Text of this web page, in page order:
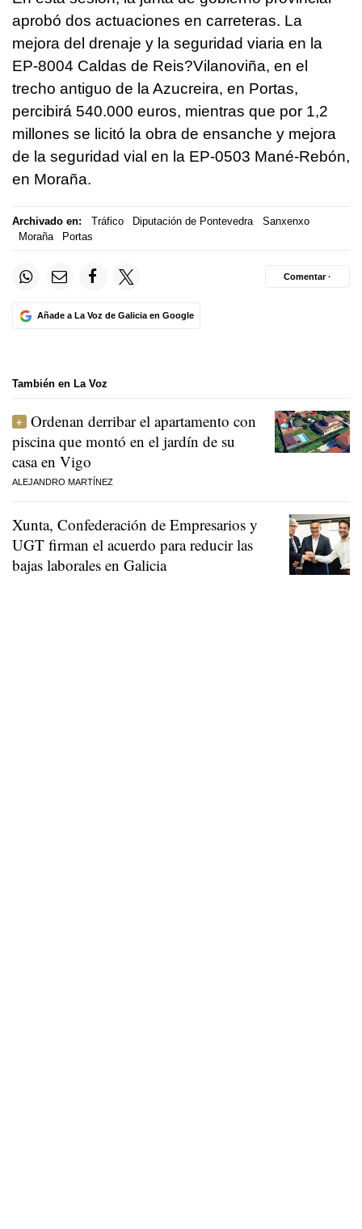
aprobó dos actuaciones en carreteras. La
mejora del drenaje y la seguridad viaria en la
EP-8004 Caldas de Reis?Vilanoviña, en el
trecho antiguo de la Azucreira, en Portas,
percibirá 540.000 euros, mientras que por 1,2
millones se licitó la obra de ensanche y mejora
de la seguridad vial en la EP-0503 Mané-Rebón,
en Moraña.
Archivado en: Tráfico Diputación de Pontevedra
Sanxenxo
Moraña
Portas
Añade a La Voz de Galicia en Google
Comentar ·
También en La Voz
Ordenan derribar el apartamento con
piscina que montó en el jardín de su
casa en Vigo
ALEJANDRO MARTÍNEZ
Xunta, Confederación de Empresarios y
UGT firman el acuerdo para reducir las
bajas laborales en Galicia